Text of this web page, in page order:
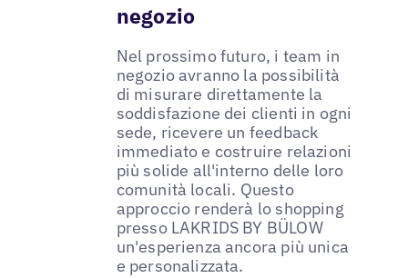
negozio
Nel prossimo futuro, i team in
negozio avranno la possibilità
di misurare direttamente la
soddisfazione dei clienti in ogni
sede, ricevere un feedback
immediato e costruire relazioni
più solide all'interno delle loro
comunità locali. Questo
approccio renderà lo shopping
presso LAKRIDS BY BÜLOW
un'esperienza ancora più unica
e personalizzata.